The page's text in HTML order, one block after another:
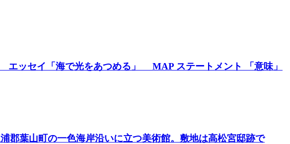
ッセイ「海で光をあつめる」 MAP ステートメント 「意味」
郡葉山町の一色海岸沿いに立つ美術館。敷地は高松宮邸跡で